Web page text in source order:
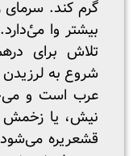
گرم کند. سرمای
بیشتر وا
تلاش برای
شروع به
عرب است و
نیش، یا زخمش
قشعریره